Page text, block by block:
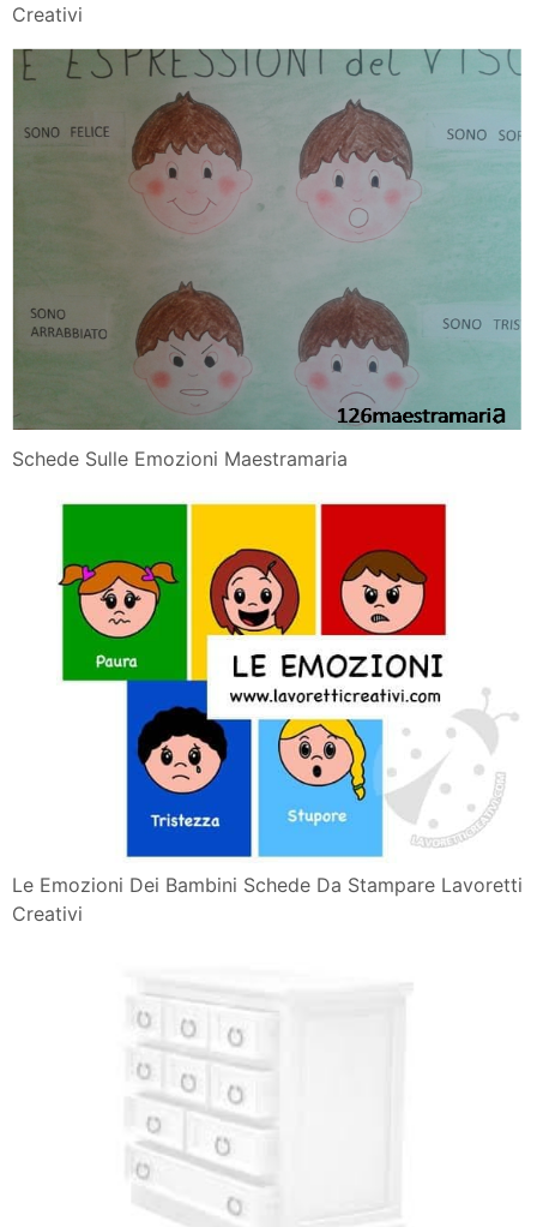
Creativi
Schede Sulle Emozioni Maestramaria
Le Emozioni Dei Bambini Schede Da Stampare Lavoretti
Creativi